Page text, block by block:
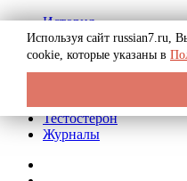
История
Биография
Криминал
Реклама на сайте
Тестостерон
Журналы
Используя сайт russian7.ru,
cookie, которые указаны в